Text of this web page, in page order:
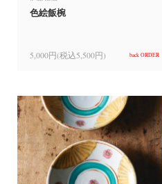
色絵飯椀
5,000円(税込5,500円) back ORDER